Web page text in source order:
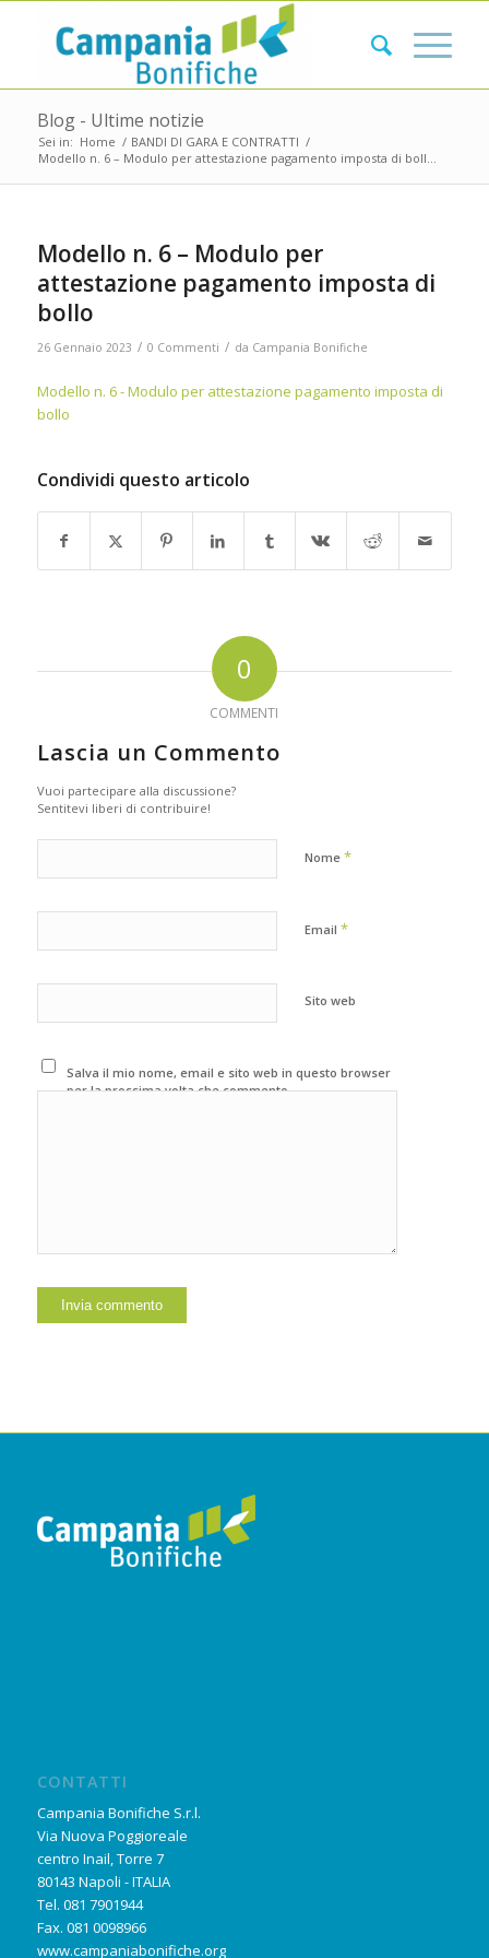
Blog - Ultime notizie
Sei in: Home / BANDI DI GARA E CONTRATTI /
Modello n. 6 – Modulo per attestazione pagamento imposta di boll...
Modello n. 6 – Modulo per
attestazione pagamento imposta di
bollo
26 Gennaio 2023 / 0 Commenti / da Campania Bonifiche
Modello n. 6 - Modulo per attestazione pagamento imposta di
bollo
Condividi questo articolo
0
COMMENTI
Lascia un Commento
Vuoi partecipare alla discussione?
Sentitevi liberi di contribuire!
Nome *
Email *
Sito web
Salva il mio nome, email e sito web in questo browser
per la prossima volta che commento.
CONTATTI
Campania Bonifiche S.r.l.
Via Nuova Poggioreale
centro Inail, Torre 7
80143 Napoli - ITALIA
Tel. 081 7901944
Fax. 081 0098966
www.campaniabonifiche.org